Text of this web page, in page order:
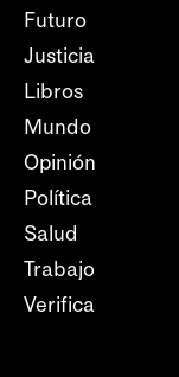
Futuro
Justicia
Libros
Mundo
Opinión
Política
Salud
Trabajo
Verifica